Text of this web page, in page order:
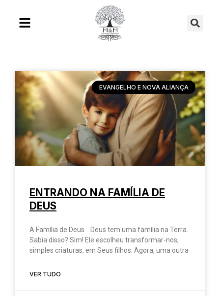
EVANGELHO E NOVA ALIANÇA
ENTRANDO NA FAMÍLIA DE
DEUS
A Família de Deus Deus tem uma família na Terra.
Sabia disso? Sim! Ele escolheu transformar-nos,
simples criaturas, em Seus filhos. Agora, uma outra
VER TUDO